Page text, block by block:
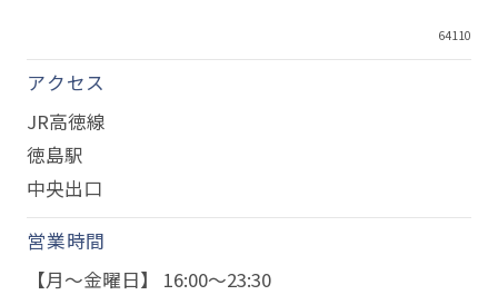
64110
アクセス
JR高徳線
徳島駅
中央出口
営業時間
【月～金曜日】 16:00～23:30